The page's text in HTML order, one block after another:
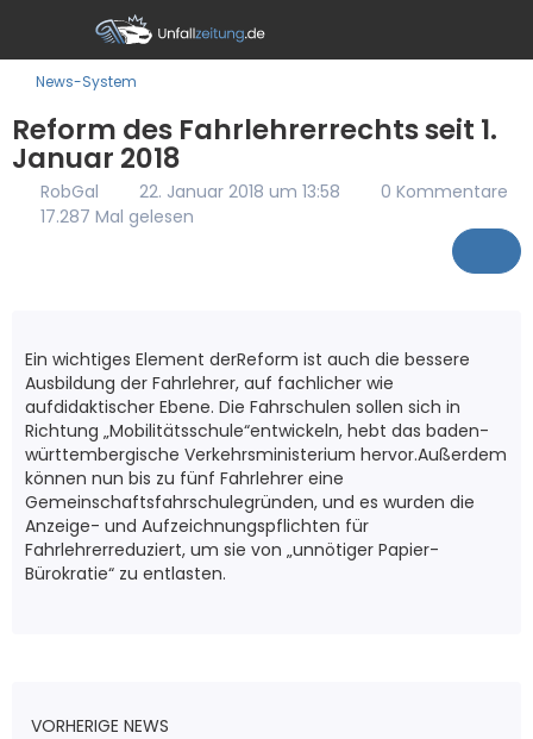
News-System
Reform des Fahrlehrerrechts seit 1.
Januar 2018
RobGal 22. Januar 2018 um 13:58
0 Kommentare
17.287 Mal gelesen
Ein wichtiges Element derReform ist auch die bessere
Ausbildung der Fahrlehrer, auf fachlicher wie
aufdidaktischer Ebene. Die Fahrschulen sollen sich in
Richtung „Mobilitätsschule“entwickeln, hebt das baden-
württembergische Verkehrsministerium hervor.Außerdem
können nun bis zu fünf Fahrlehrer eine
Gemeinschaftsfahrschulegründen, und es wurden die
Anzeige- und Aufzeichnungspflichten für
Fahrlehrerreduziert, um sie von „unnötiger Papier-
Bürokratie“ zu entlasten.
VORHERIGE NEWS